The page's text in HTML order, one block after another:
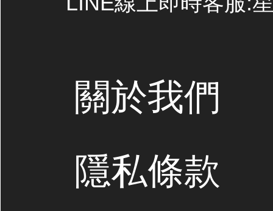
關於我們
隱私條款